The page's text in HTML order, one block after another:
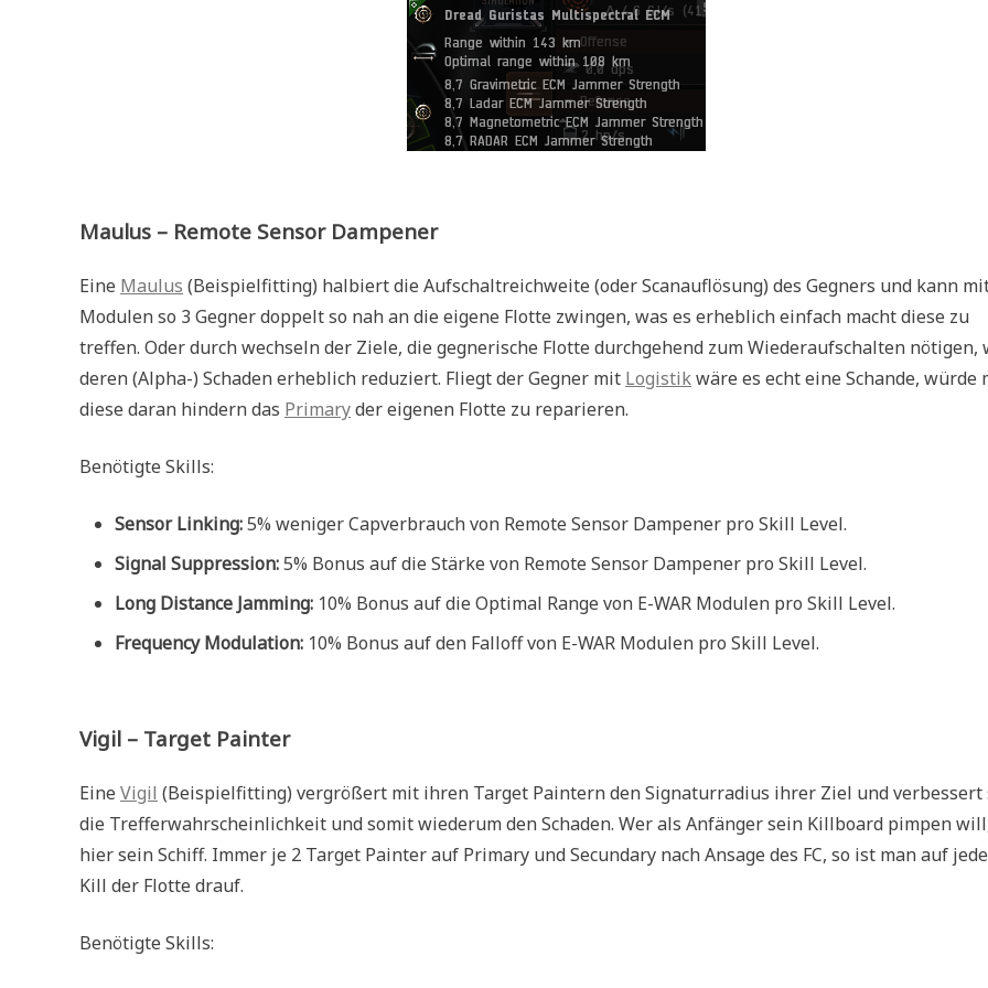
Maulus – Remote Sensor Dampener
Eine Maulus (Beispielfitting) halbiert die Aufschaltreichweite (oder Scanauflösung) des Gegners und kann
Modulen so 3 Gegner doppelt so nah an die eigene Flotte zwingen, was es erheblich einfach macht diese zu
treffen. Oder durch wechseln der Ziele, die gegnerische Flotte durchgehend zum Wiederaufschalten nötigen,
deren (Alpha-) Schaden erheblich reduziert. Fliegt der Gegner mit Logistikwäre es echt eine Schande, würde
diese daran hindern das Primaryder eigenen Flotte zu reparieren.
Benötigte Skills:
Sensor Linking:5% weniger Capverbrauch von Remote Sensor Dampener pro Skill Level.
Signal Suppression:5% Bonus auf die Stärke von Remote Sensor Dampener pro Skill Level.
Long Distance Jamming: 10% Bonus auf die Optimal Range von E-WAR Modulen pro Skill Level.
Frequency Modulation: 10% Bonus auf den Falloff von E-WAR Modulen pro Skill Level.
Vigil – Target Painter
Eine Vigil (Beispielfitting) vergrößert mit ihren Target Paintern den Signaturradius ihrer Ziel und verbessert
die Trefferwahrscheinlichkeit und somit wiederum den Schaden. Wer als Anfänger sein Killboard pimpen
hier sein Schiff. Immer je 2 Target Painter auf Primary und Secundary nach Ansage des FC, so ist man auf
Kill der Flotte drauf.
Benötigte Skills: